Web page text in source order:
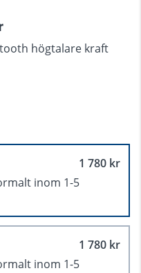
högtalare kraft
1 780 kr
inom 1-5
1 780 kr
inom 1-5